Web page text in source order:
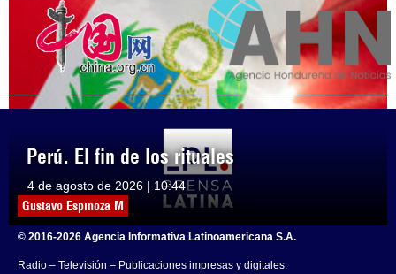
Perú. El fin de los rituales
4 de agosto de 2026 | 10:44
Gustavo Espinoza M
© 2016-2026 Agencia Informativa Latinoamericana S.A.
Radio – Televisión – Publicaciones impresas y digitales.